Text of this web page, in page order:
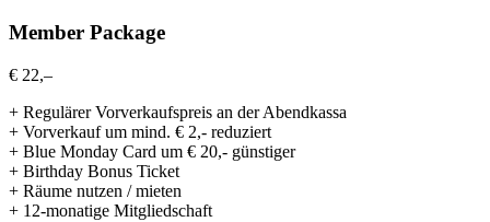
Member Package
€ 22,–
+ Regulärer Vorverkaufspreis an der Abendkassa
+ Vorverkauf um mind. € 2,- reduziert
+ Blue Monday Card um € 20,- günstiger
+ Birthday Bonus Ticket
+ Räume nutzen / mieten
+ 12-monatige Mitgliedschaft